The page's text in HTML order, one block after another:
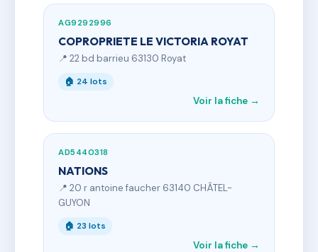
AG9292996
COPROPRIETE LE VICTORIA ROYAT
📍 22 bd barrieu 63130 Royat
🏠 24 lots
Voir la fiche →
AD5440318
NATIONS
📍 20 r antoine faucher 63140 CHÂTEL-
GUYON
🏠 23 lots
Voir la fiche →